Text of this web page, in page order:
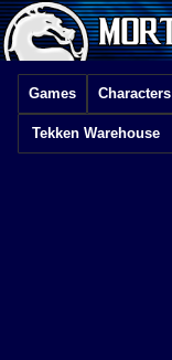
Games Characters
Tekken Warehouse